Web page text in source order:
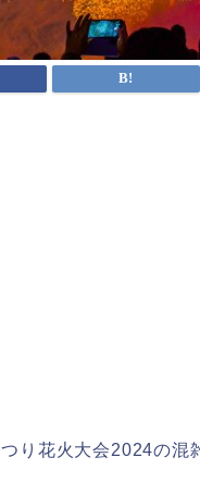
り花火大会2024の混